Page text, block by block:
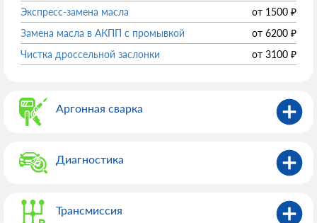
Экспресс-замена масла
от 1500 ₽
Замена масла в АКПП с промывкой
от 6200 ₽
Чистка дроссельной заслонки
от 3100 ₽
Аргонная сварка
Диагностика
Трансмиссия